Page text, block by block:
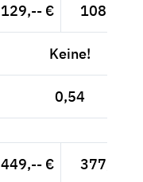
129,-- € 108,40 €
Keine!
0,54
449,-- € 377,31 €